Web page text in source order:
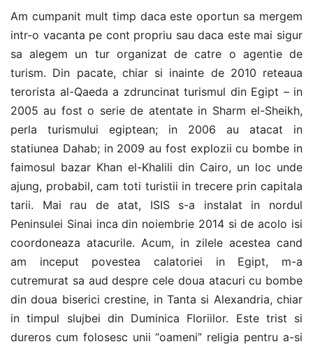
Am cumpanit mult timp daca este oportun sa mergem
intr-o vacanta pe cont propriu sau daca este mai sigur
sa alegem un tur organizat de catre o agentie de
turism. Din pacate, chiar si inainte de 2010 reteaua
terorista al-Qaeda a zdruncinat turismul din Egipt – in
2005 au fost o serie de atentate in Sharm el-Sheikh,
perla turismului egiptean; in 2006 au atacat in
statiunea Dahab; in 2009 au fost explozii cu bombe in
faimosul bazar Khan el-Khalili din Cairo, un loc unde
ajung, probabil, cam toti turistii in trecere prin capitala
tarii. Mai rau de atat, ISIS s-a instalat in nordul
Peninsulei Sinai inca din noiembrie 2014 si de acolo isi
coordoneaza atacurile. Acum, in zilele acestea cand
am inceput povestea calatoriei in Egipt, m-a
cutremurat sa aud despre cele doua atacuri cu bombe
din doua biserici crestine, in Tanta si Alexandria, chiar
in timpul slujbei din Duminica Floriilor. Este trist si
dureros cum folosesc unii “oameni” religia pentru a-si